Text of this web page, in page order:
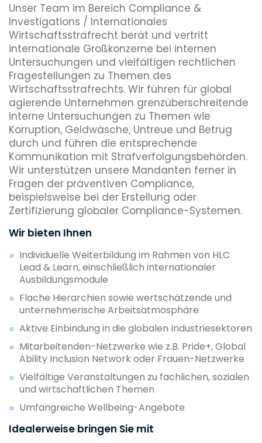
Unser Team im Bereich Compliance &
Investigations / Internationales
Wirtschaftsstrafrecht berät und vertritt
internationale Großkonzerne bei internen
Untersuchungen und vielfältigen rechtlichen
Fragestellungen zu Themen des
Wirtschaftsstrafrechts. Wir führen für global
agierende Unternehmen grenzüberschreitende
interne Untersuchungen zu Themen wie
Korruption, Geldwäsche, Untreue und Betrug
durch und führen die entsprechende
Kommunikation mit Strafverfolgungsbehörden.
Wir unterstützen unsere Mandanten ferner in
Fragen der präventiven Compliance,
beispielsweise bei der Erstellung oder
Zertifizierung globaler Compliance-Systemen.
Wir bieten Ihnen
Individuelle Weiterbildung im Rahmen von HLC
Lead & Learn, einschließlich internationaler
Ausbildungsmodule
Flache Hierarchien sowie wertschätzende und
unternehmerische Arbeitsatmosphäre
Aktive Einbindung in die globalen Industriesektoren
Mitarbeitenden-Netzwerke wie z.B. Pride+, Global
Ability Inclusion Network oder Frauen-Netzwerke
Vielfältige Veranstaltungen zu fachlichen, sozialen
und wirtschaftlichen Themen
Umfangreiche Wellbeing-Angebote
Idealerweise bringen Sie mit